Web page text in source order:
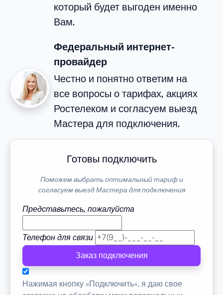
который будет выгоден именно
Вам.
Федеральный интернет-
провайдер
Честно и понятно ответим на
все вопросы о тарифах, акциях
Ростелеком и согласуем выезд
Мастера для подключения.
Готовы подключить
Поможем выбрать оптимальный тариф и
согласуем выезд Мастера для подключения
Представьтесь, пожалуйста
Телефон для связи
Заказ подключения
Нажимая кнопку «Подключить», я даю свое